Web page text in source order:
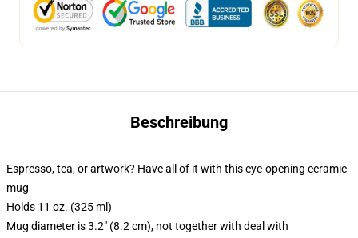
Beschreibung
Espresso, tea, or artwork? Have all of it with this eye-opening ceramic
mug
Holds 11 oz. (325 ml)
Mug diameter is 3.2″ (8.2 cm), not together with deal with